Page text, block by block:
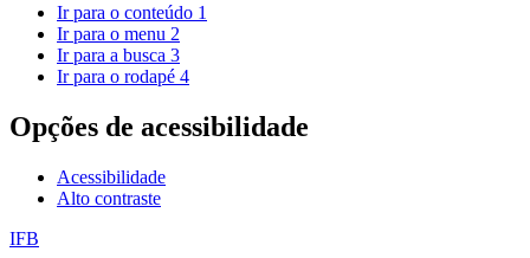
Ir para o conteúdo 1
Ir para o menu 2
Ir para a busca 3
Ir para o rodapé 4
Opções de acessibilidade
Acessibilidade
Alto contraste
IFB